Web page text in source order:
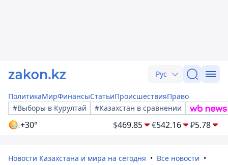
Рус
ПолитикаМирФинансыСтатьиПроисшествияПраво
#Выборы в Курултай
#Казахстан в сравнении
+30° $469.85 €542.16 ₽5.78
Новости Казахстана и мира на сегодня
Все новости